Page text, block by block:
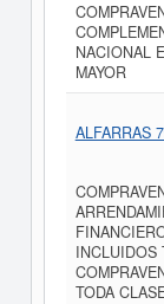
NACIONAL
MAYOR
ALFARRAS
INCLUIDOS
TODA